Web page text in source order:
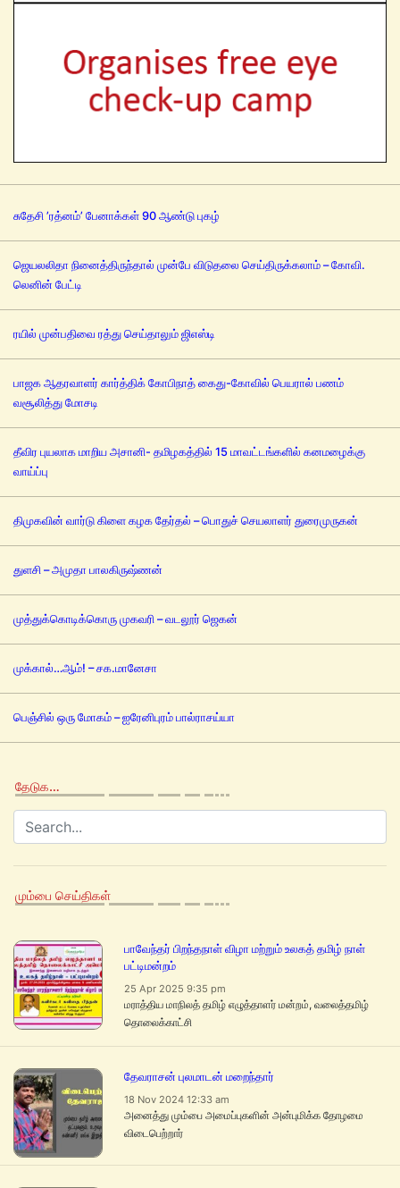
சுதேசி ’ரத்னம்’ பேனாக்கள் 90 ஆண்டு புகழ்
ஜெயலலிதா நினைத்திருந்தால் முன்பே விடுதலை செய்திருக்கலாம் – கோவி.
லெனின் பேட்டி
ரயில் முன்பதிவை ரத்து செய்தாலும் ஜிஎஸ்டி
பாஜக ஆதரவாளர் கார்த்திக் கோபிநாத் கைது-கோவில் பெயரால் பணம்
வசூலித்து மோசடி
தீவிர புயலாக மாறிய அசானி- தமிழகத்தில் 15 மாவட்டங்களில் கனமழைக்கு
வாய்ப்பு
திமுகவின் வார்டு கிளை கழக தேர்தல் – பொதுச் செயலாளர் துரைமுருகன்
துளசி – அமுதா பாலகிருஷ்ணன்
முத்துக்கொடிக்கொரு முகவரி – வடலூர் ஜெகன்
முக்கால்…ஆம்! – சக.மானேசா
பெஞ்சில் ஒரு மோகம் – ஐரேனிபுரம் பால்ராசய்யா
தேடுக…
மும்பை செய்திகள்
பாவேந்தர் பிறந்தநாள் விழா மற்றும் உலகத் தமிழ் நாள்
பட்டிமன்றம்
25 Apr 2025 9:35 pm
மராத்திய மாநிலத் தமிழ் எழுத்தாளர் மன்றம், வலைத்தமிழ்
தொலைக்காட்சி
தேவராசன் புலமாடன் மறைந்தார்
18 Nov 2024 12:33 am
அனைத்து மும்பை அமைப்புகளின் அன்புமிக்க தோழமை
விடைபெற்றார்